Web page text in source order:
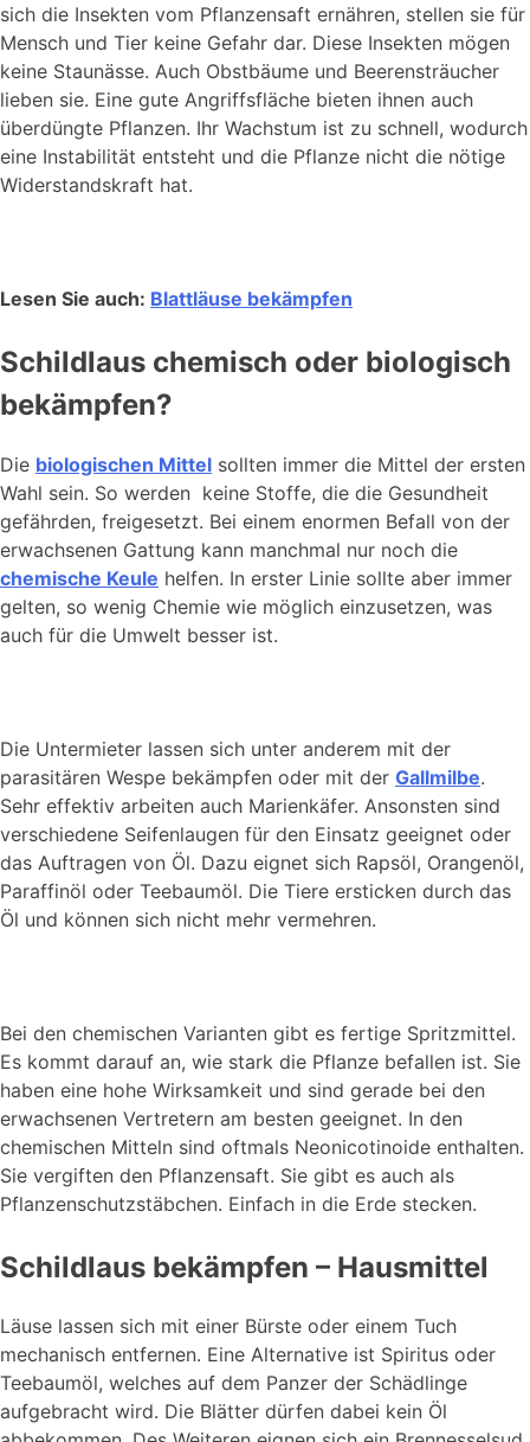
sich die Insekten vom Pflanzensaft ernähren, stellen sie für
Mensch und Tier keine Gefahr dar. Diese Insekten mögen
keine Staunässe. Auch Obstbäume und Beerensträucher
lieben sie. Eine gute Angriffsfläche bieten ihnen auch
überdüngte Pflanzen. Ihr Wachstum ist zu schnell, wodurch
eine Instabilität entsteht und die Pflanze nicht die nötige
Widerstandskraft hat.
Lesen Sie auch: Blattläuse bekämpfen
Schildlaus chemisch oder biologisch
bekämpfen?
Die biologischen Mittel sollten immer die Mittel der ersten
Wahl sein. So werden keine Stoffe, die die Gesundheit
gefährden, freigesetzt. Bei einem enormen Befall von der
erwachsenen Gattung kann manchmal nur noch die
chemische Keule helfen. In erster Linie sollte aber immer
gelten, so wenig Chemie wie möglich einzusetzen, was
auch für die Umwelt besser ist.
Die Untermieter lassen sich unter anderem mit der
parasitären Wespe bekämpfen oder mit der Gallmilbe.
Sehr effektiv arbeiten auch Marienkäfer. Ansonsten sind
verschiedene Seifenlaugen für den Einsatz geeignet oder
das Auftragen von Öl. Dazu eignet sich Rapsöl, Orangenöl,
Paraffinöl oder Teebaumöl. Die Tiere ersticken durch das
Öl und können sich nicht mehr vermehren.
Bei den chemischen Varianten gibt es fertige Spritzmittel.
Es kommt darauf an, wie stark die Pflanze befallen ist. Sie
haben eine hohe Wirksamkeit und sind gerade bei den
erwachsenen Vertretern am besten geeignet. In den
chemischen Mitteln sind oftmals Neonicotinoide enthalten.
Sie vergiften den Pflanzensaft. Sie gibt es auch als
Pflanzenschutzstäbchen. Einfach in die Erde stecken.
Schildlaus bekämpfen – Hausmittel
Läuse lassen sich mit einer Bürste oder einem Tuch
mechanisch entfernen. Eine Alternative ist Spiritus oder
Teebaumöl, welches auf dem Panzer der Schädlinge
aufgebracht wird. Die Blätter dürfen dabei kein Öl